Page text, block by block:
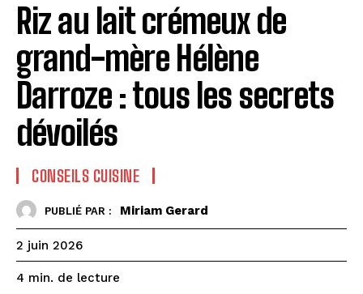
Riz au lait crémeux de
grand-mère Hélène
Darroze : tous les secrets
dévoilés
CONSEILS CUISINE
PUBLIÉ PAR : Miriam Gerard
2 juin 2026
4 min. de lecture